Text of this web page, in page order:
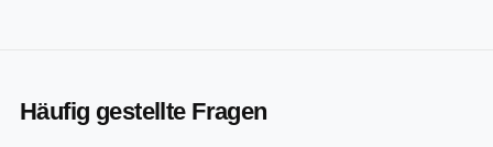
Häufig gestellte Fragen